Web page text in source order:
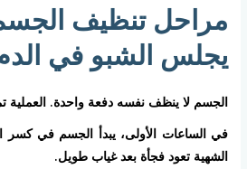
مراحل تنظيف
يجلس الشبو في
الجسم لا ينظف نفسه دفعة واحدة. العملية
في الساعات الأولى، يبدأ الجسم في كسر
الشهية تعود فجأة بعد غياب طويل.